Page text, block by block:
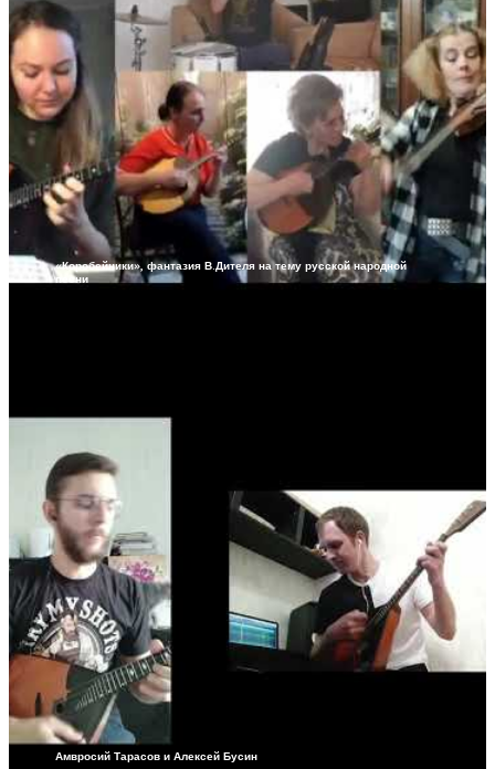
«Коробейники», фантазия В.Дителя на тему русской народной
песни
Амвросий Тарасов и Алексей Бусин